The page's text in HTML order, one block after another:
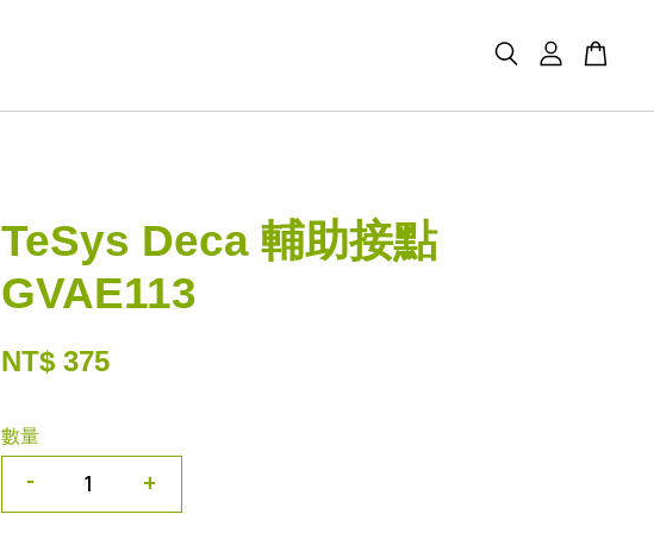
TeSys Deca 輔助接點
GVAE113
NT$ 375
數量
- +